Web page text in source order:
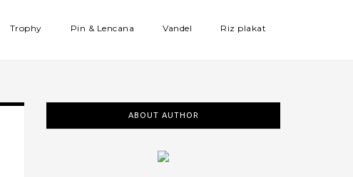
Trophy Pin & Lencana Vandel Riz plakat
ABOUT AUTHOR